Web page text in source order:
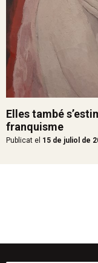
Elles també
franquisme
Publicat el 15 de juliol de